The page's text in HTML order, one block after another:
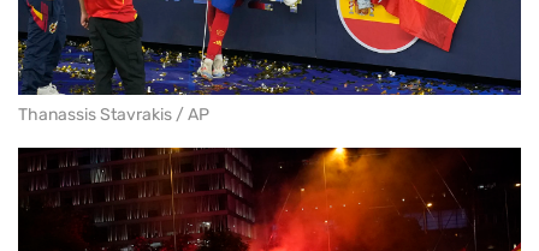
Thanassis Stavrakis / AP